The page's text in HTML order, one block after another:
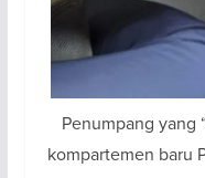
Penumpang yang
kompartemen baru